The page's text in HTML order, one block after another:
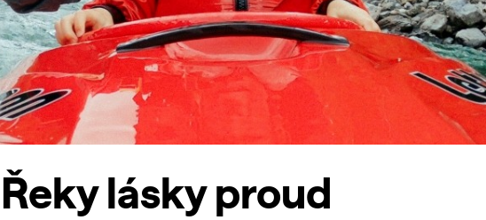
Řeky lásky proud